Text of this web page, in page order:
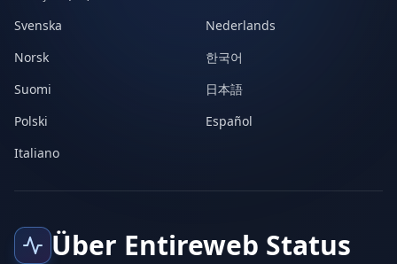
Svenska
Nederlands
Norsk
한국어
Suomi
日本語
Polski
Español
Italiano
Über Entireweb Status